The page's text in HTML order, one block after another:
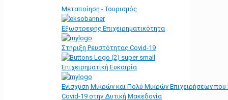
Μεταποίηση - Τουρισμός
Εξωστρεφής Επιχειρηματικότητα
Στήριξη Ρευστότητας Covid-19
Επιχειρηματική Ευκαιρία
Ενίσχυση Μικρών και Πολύ Μικρών Επιχειρήσεων
Covid-19 στην Δυτική Μακεδονία